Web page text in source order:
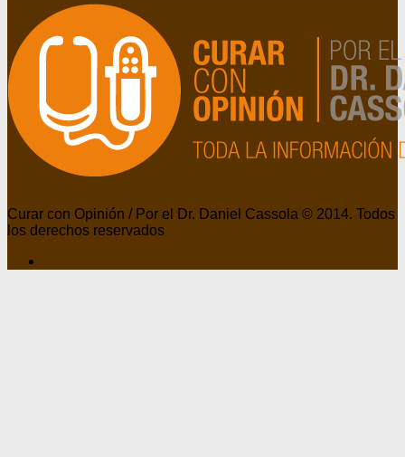
Curar con Opinión / Por el Dr. Daniel Cassola © 2014. Todos
los derechos reservados